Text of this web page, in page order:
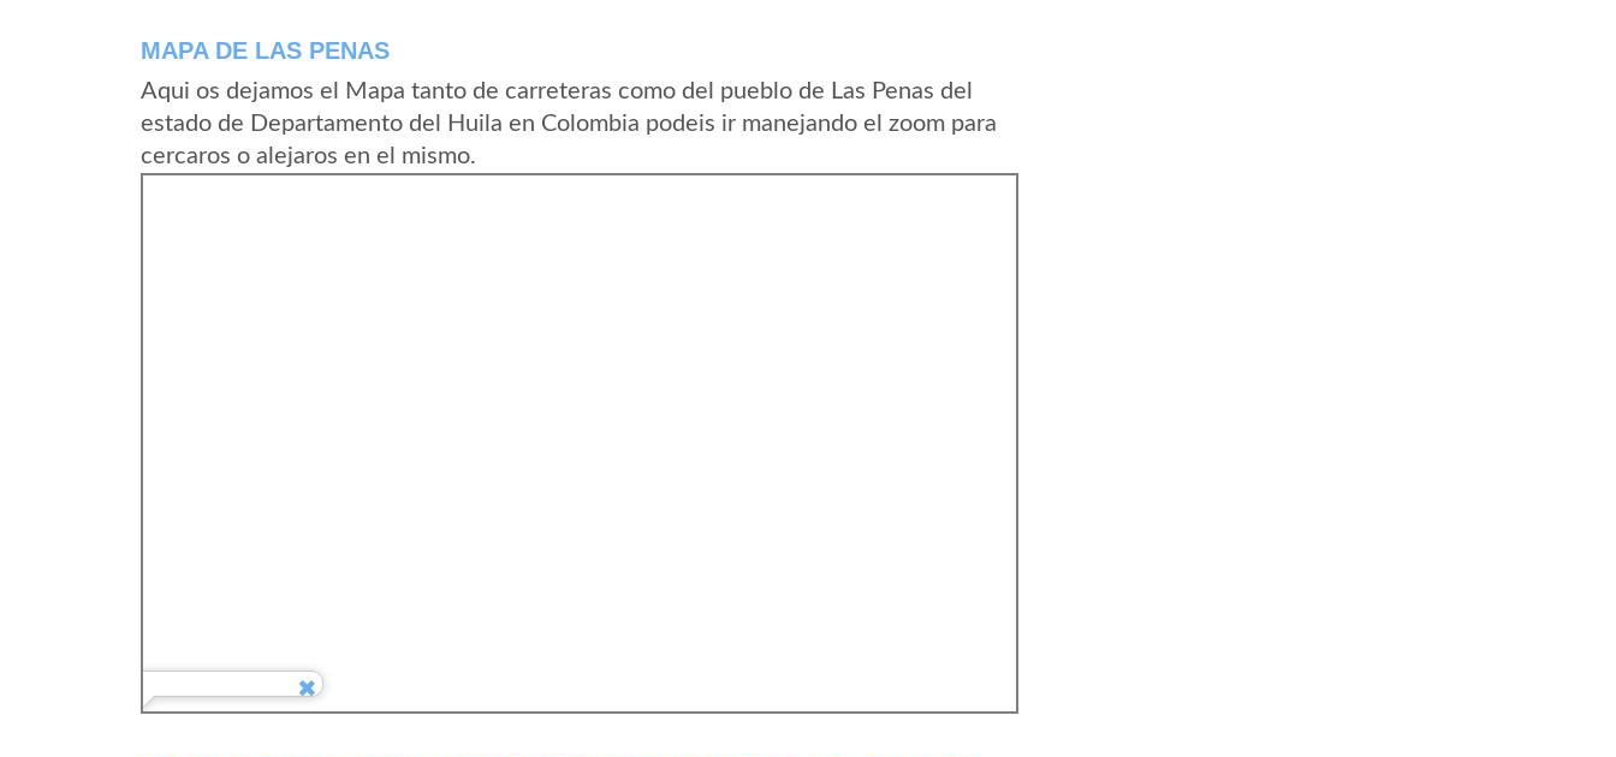
MAPA DE LAS PENAS
Aqui os dejamos el Mapa tanto de carreteras como del pueblo de Las Penas del
estado de Departamento del Huila en Colombia podeis ir manejando el zoom para
cercaros o alejaros en el mismo.